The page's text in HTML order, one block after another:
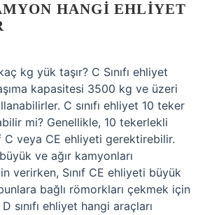
HANGI EHLIYET
kg yük taşır? C Sınıfı ehliyet
kapasitesi 3500 kg ve üzeri
C sınıfı ehliyet 10 teker
mi? Genellikle, 10 tekerlekli
C veya CE ehliyeti gerektirebilir.
ve ağır kamyonları
verirken, Sınıf CE ehliyeti büyük
bağlı römorkları çekmek için
sınıfı ehliyet hangi araçları